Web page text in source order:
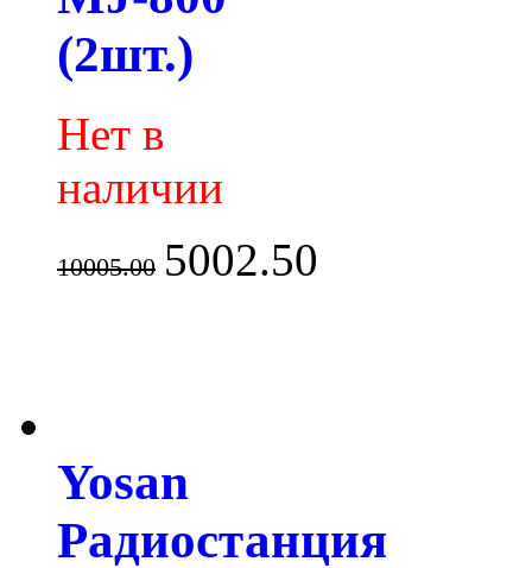
(2шт.)
Нет в
наличии
10005.00 5002.50
Yosan
Радиостанция